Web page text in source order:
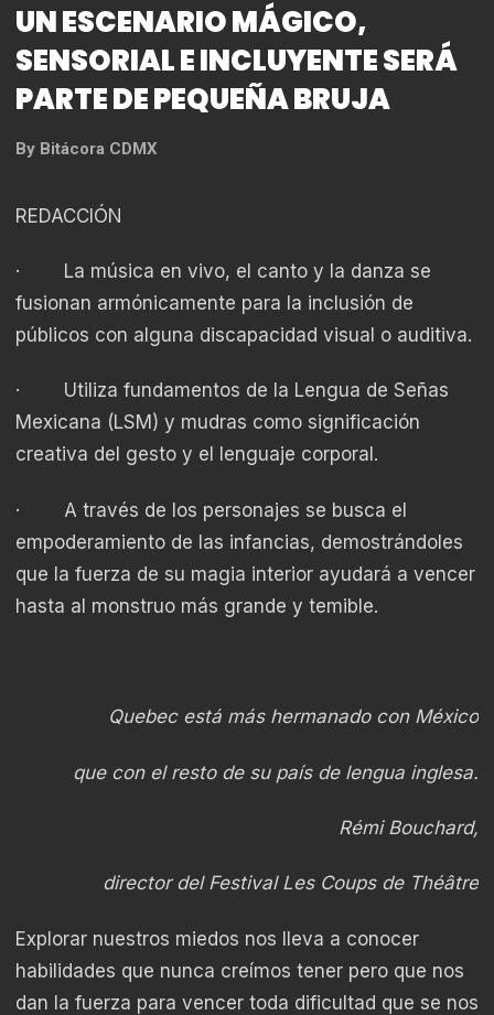
UN ESCENARIO MÁGICO,
SENSORIAL E INCLUYENTE SERÁ
PARTE DE PEQUEÑA BRUJA
By Bitácora CDMX
REDACCIÓN
· La música en vivo, el canto y la danza se
fusionan armónicamente para la inclusión de
públicos con alguna discapacidad visual o auditiva.
· Utiliza fundamentos de la Lengua de Señas
Mexicana (LSM) y mudras como significación
creativa del gesto y el lenguaje corporal.
· A través de los personajes se busca el
empoderamiento de las infancias, demostrándoles
que la fuerza de su magia interior ayudará a vencer
hasta al monstruo más grande y temible.
Quebec está más hermanado con México
que con el resto de su país de lengua inglesa.
Rémi Bouchard,
director del Festival Les Coups de Théâtre
Explorar nuestros miedos nos lleva a conocer
habilidades que nunca creímos tener pero que nos
dan la fuerza para vencer toda dificultad que se nos